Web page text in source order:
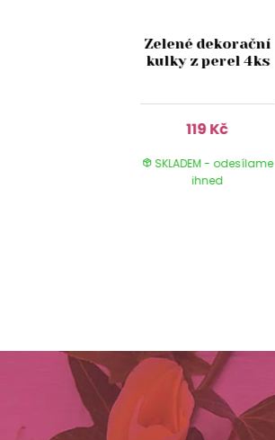
Zelené dekorační
kulky z perel 4ks
119 Kč
SKLADEM - odesílame
ihned